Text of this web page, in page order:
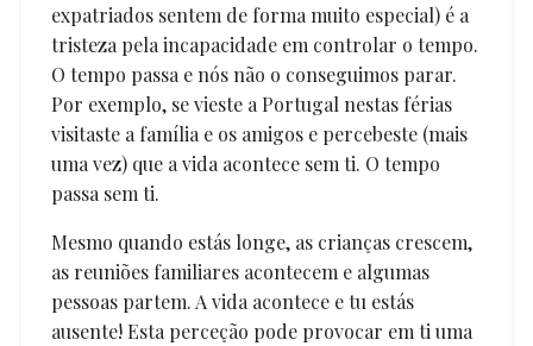
expatriados sentem de forma muito especial) é a
tristeza pela incapacidade em controlar o tempo.
O tempo passa e nós não o conseguimos parar.
Por exemplo, se vieste a Portugal nestas férias
visitaste a família e os amigos e percebeste (mais
uma vez) que a vida acontece sem ti. O tempo
passa sem ti.
Mesmo quando estás longe, as crianças crescem,
as reuniões familiares acontecem e algumas
pessoas partem. A vida acontece e tu estás
ausente! Esta perceção pode provocar em ti uma